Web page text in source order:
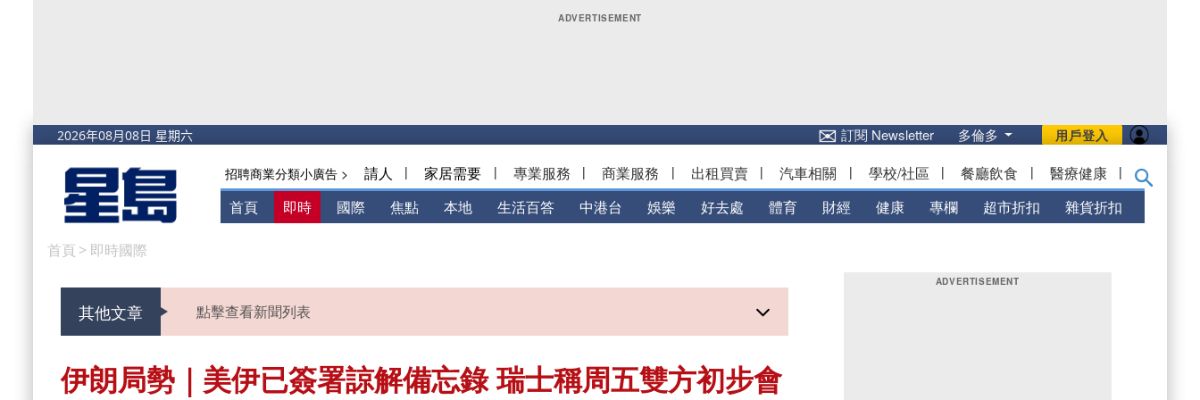
用戶登入
✉訂閱 Newsletter 多倫多
招聘商業分類小廣告 > 請人 | 家居需要 | 專業服務 | 商業服務 | 出租買賣 | 汽車相關 | 學校/社區 | 餐廳飲食 | 醫療健康 |
首頁 即時 國際 焦點 本地 生活百答 中港台 娛樂 好去處 體育 財經 健康 專欄 超市折扣 雜貨折扣
首頁 > 即時國際
其他文章 點擊查看新聞列表
伊朗局勢｜美伊已簽署諒解備忘錄 瑞士稱周五雙方初步會